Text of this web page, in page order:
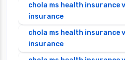
chola ms health insurance
insurance
chola ms health insurance
insurance